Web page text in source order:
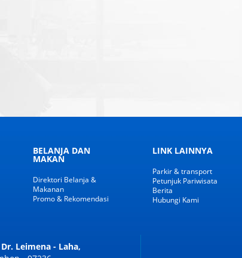
BELANJA DAN
MAKAN
Direktori Belanja &
Makanan
Promo & Rekomendasi
LINK LAINNYA
Parkir & transport
Petunjuk Pariwisata
Berita
Hubungi Kami
Dr. Leimena - Laha,